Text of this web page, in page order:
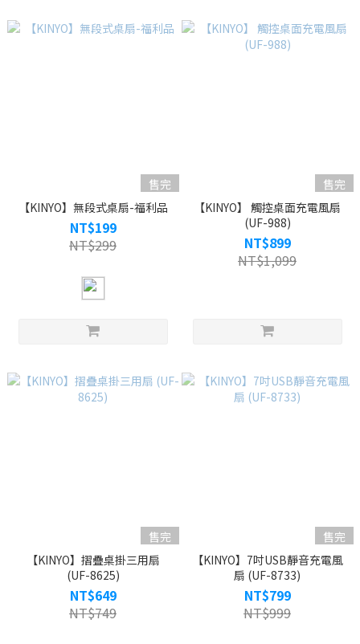
售完
【KINYO】無段式桌扇-福利品
NT$199
NT$299
售完
【KINYO】 觸控桌面充電風扇
(UF-988)
NT$899
NT$1,099
售完
【KINYO】摺疊桌掛三用扇
(UF-8625)
NT$649
NT$749
售完
【KINYO】7吋USB靜音充電風
扇 (UF-8733)
NT$799
NT$999